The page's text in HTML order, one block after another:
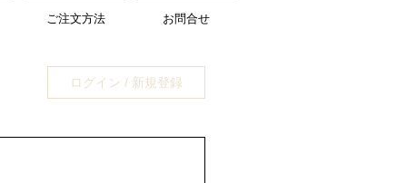
ご注文方法 お問合せ
ログイン / 新規登録